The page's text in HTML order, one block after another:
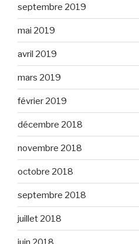
septembre 2019
mai 2019
avril 2019
mars 2019
février 2019
décembre 2018
novembre 2018
octobre 2018
septembre 2018
juillet 2018